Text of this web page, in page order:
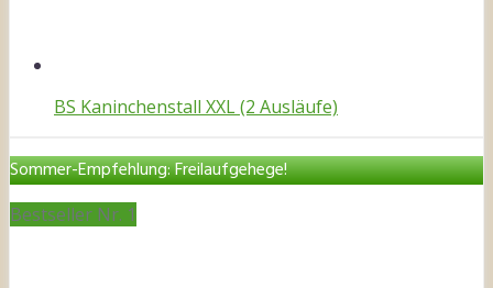
BS Kaninchenstall XXL (2 Ausläufe)
Sommer-Empfehlung: Freilaufgehege!
Bestseller Nr. 1